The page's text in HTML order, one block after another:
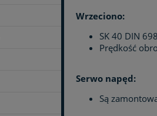
Wrzeciono:
SK 40 DIN
Prędkość
Serwo napęd:
Są